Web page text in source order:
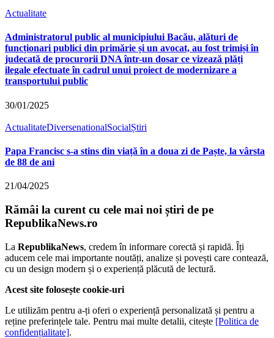
Actualitate
Administratorul public al municipiului Bacău, alături de
funcționari publici din primărie și un avocat, au fost trimiși în
judecată de procurorii DNA într-un dosar ce vizează plăți
ilegale efectuate în cadrul unui proiect de modernizare a
transportului public
30/01/2025
ActualitateDiversenationalSocialȘtiri
Papa Francisc s-a stins din viață în a doua zi de Paște, la vârsta
de 88 de ani
21/04/2025
Rămâi la curent cu cele mai noi știri de pe
RepublikaNews.ro
La RepublikaNews, credem în informare corectă și rapidă. Îți
aducem cele mai importante noutăți, analize și povești care contează,
cu un design modern și o experiență plăcută de lectură.
Acest site folosește cookie-uri
Le utilizăm pentru a-ți oferi o experiență personalizată și pentru a
reține preferințele tale. Pentru mai multe detalii, citește [Politica de
confidențialitate].